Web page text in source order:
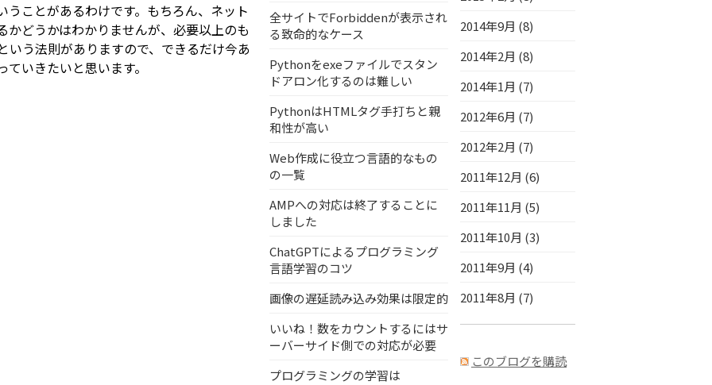
ことがあるわけです。もちろん、ネット
かどうかはわかりませんが、必要以上のも
いう法則がありますので、できるだけ今あ
いきたいと思います。
全サイトでForbiddenが表示され
る致命的なケース
Pythonをexeファイルでスタン
ドアロン化するのは難しい
PythonはHTMLタグ手打ちと親
和性が高い
Web作成に役立つ言語的なもの
の一覧
AMPへの対応は終了することに
しました
ChatGPTによるプログラミング
言語学習のコツ
画像の遅延読み込み効果は限定的
いいね！数をカウントするにはサ
ーバーサイド側での対応が必要
プログラミングの学習は
2014年9月 (8)
2014年2月 (8)
2014年1月 (7)
2012年6月 (7)
2012年2月 (7)
2011年12月 (6)
2011年11月 (5)
2011年10月 (3)
2011年9月 (4)
2011年8月 (7)
このブログを購読